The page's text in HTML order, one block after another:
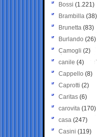
Bossi (1.221)
Brambilla (38)
Brunetta (83)
Burlando (26)
Camogli (2)
canile (4)
Cappello (8)
Caprotti (2)
Caritas (6)
carovita (170)
casa (247)
Casini (119)